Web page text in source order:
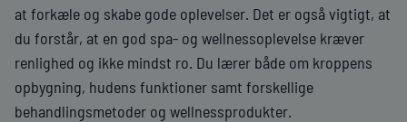
at forkæle og skabe gode oplevelser. Det er også vigtigt, at
du forstår, at en god spa- og wellnessoplevelse kræver
renlighed og ikke mindst ro. Du lærer både om kroppens
opbygning, hudens funktioner samt forskellige
behandlingsmetoder og wellnessprodukter.